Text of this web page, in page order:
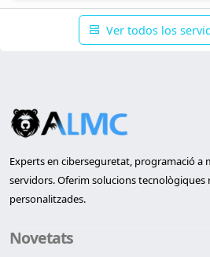
Ver todos los
Experts en ciberseguretat, programació a
servidors. Oferim solucions tecnològiques
personalitzades.
Novetats